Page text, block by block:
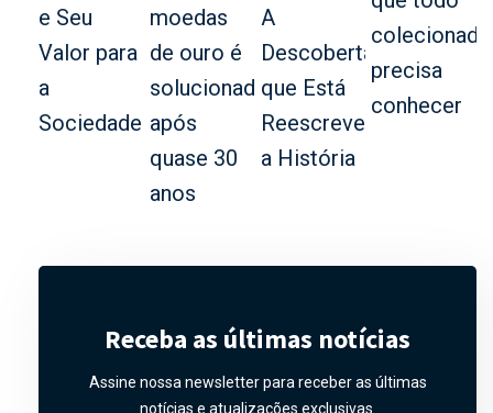
Receba as últimas notícias
Assine nossa newsletter para receber as últimas
notícias e atualizações exclusivas.